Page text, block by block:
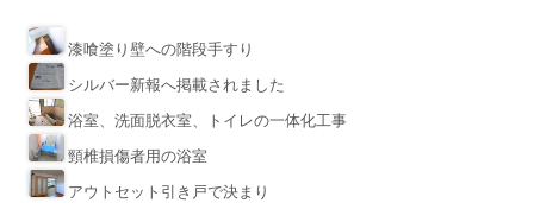
漆喰塗り壁への階段手すり
シルバー新報へ掲載されました
浴室、洗面脱衣室、トイレの一体化工事
頸椎損傷者用の浴室
アウトセット引き戸で決まり